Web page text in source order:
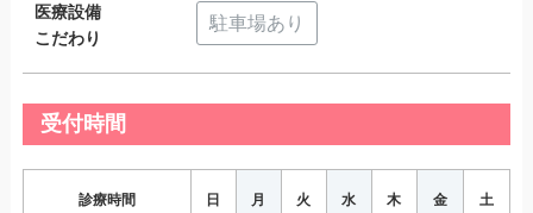
医療設備
こだわり
駐車場あり
受付時間
診療時間 日 月 火 水 木 金 土